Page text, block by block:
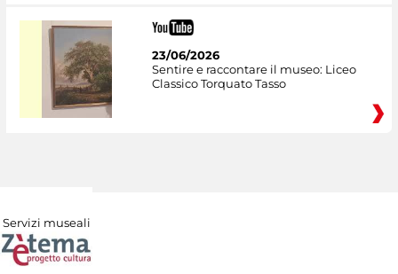
23/06/2026
Sentire e raccontare il museo: Liceo
Classico Torquato Tasso
Servizi museali